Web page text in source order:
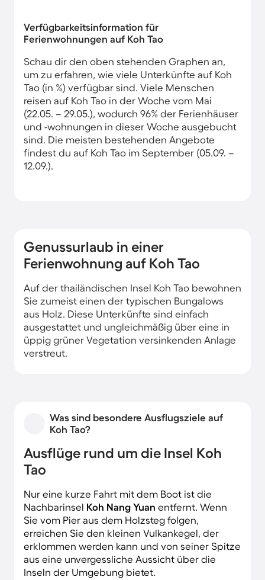
Verfügbarkeitsinformation für
Ferienwohnungen auf Koh Tao
Schau dir den oben stehenden Graphen an,
um zu erfahren, wie viele Unterkünfte auf Koh
Tao (in %) verfügbar sind. Viele Menschen
reisen auf Koh Tao in der Woche vom Mai
(22.05. – 29.05.), wodurch 96% der Ferienhäuser
und -wohnungen in dieser Woche ausgebucht
sind. Die meisten bestehenden Angebote
findest du auf Koh Tao im September (05.09. –
12.09.).
Genussurlaub in einer
Ferienwohnung auf Koh Tao
Auf der thailändischen Insel Koh Tao bewohnen
Sie zumeist einen der typischen Bungalows
aus Holz. Diese Unterkünfte sind einfach
ausgestattet und ungleichmäßig über eine in
üppig grüner Vegetation versinkenden Anlage
verstreut.
Was sind besondere Ausflugsziele auf
Koh Tao?
Ausflüge rund um die Insel Koh
Tao
Nur eine kurze Fahrt mit dem Boot ist die
Nachbarinsel Koh Nang Yuan entfernt. Wenn
Sie vom Pier aus dem Holzsteg folgen,
erreichen Sie den kleinen Vulkankegel, der
erklommen werden kann und von seiner Spitze
aus eine unvergessliche Aussicht über die
Inseln der Umgebung bietet.